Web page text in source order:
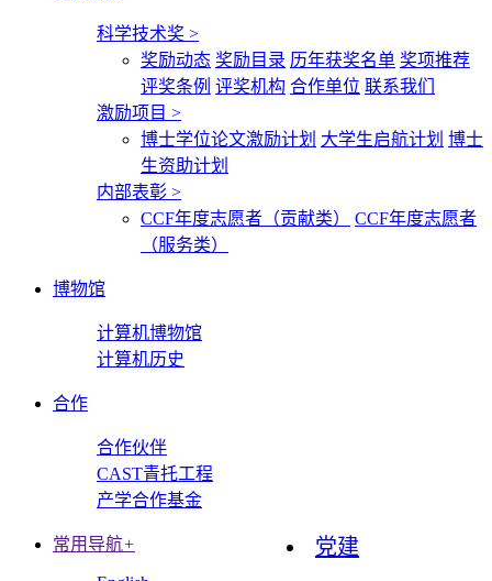
科学技术奖 >
奖励动态 奖励目录 历年获奖名单 奖项推荐
评奖条例 评奖机构 合作单位 联系我们
激励项目 >
博士学位论文激励计划 大学生启航计划 博士
生资助计划
内部表彰 >
CCF年度志愿者（贡献类）
CCF年度志愿者
（服务类）
博物馆
计算机博物馆
计算机历史
合作
合作伙伴
CAST青托工程
产学合作基金
党建
常用导航+